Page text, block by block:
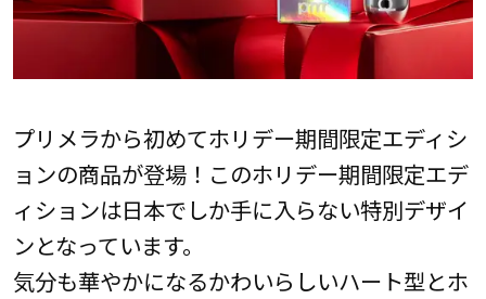
プリメラから初めてホリデー期間限定エディシ
ョンの商品が登場！このホリデー期間限定エデ
ィションは日本でしか手に入らない特別デザイ
ンとなっています。
気分も華やかになるかわいらしいハート型とホ